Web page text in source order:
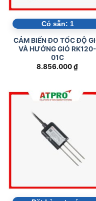
Có sẵn: 1
CẢM BIẾN ĐO TỐC ĐỘ
VÀ HƯỚNG GIÓ RK120-
01C
8.856.000₫